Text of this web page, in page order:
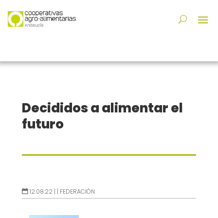
Decididos a alimentar el
futuro
12.08.22 | | FEDERACIÓN